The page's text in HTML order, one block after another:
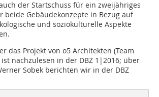
der Startschuss für ein zweijähriges
beide Gebäudekonzepte in Bezug auf
und soziokulturelle Aspekte
das Projekt von o5 Architekten (Team
nachzulesen in der DBZ 1|2016; über
Sobek berichten wir in der DBZ